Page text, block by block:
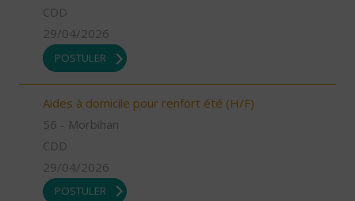
CDD
29/04/2026
POSTULER
Aides à domicile pour renfort été (H/F)
56 - Morbihan
CDD
29/04/2026
POSTULER